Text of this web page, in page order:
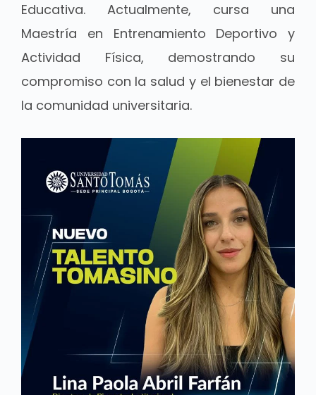
Educativa. Actualmente, cursa una
Maestría en Entrenamiento Deportivo y
Actividad Física, demostrando su
compromiso con la salud y el bienestar de
la comunidad universitaria.